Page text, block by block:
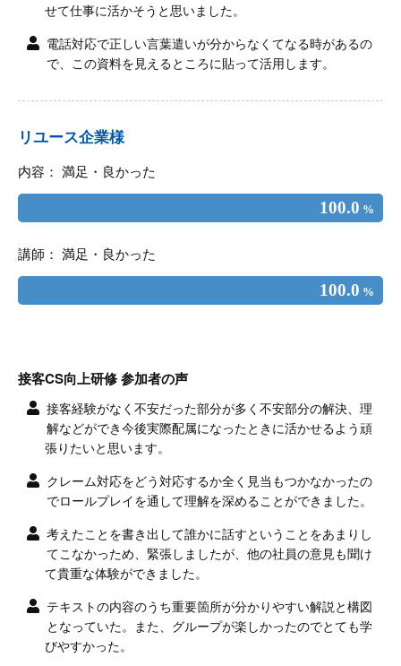
せて仕事に活かそうと思いました。
電話対応で正しい言葉遣いが分からなくてなる時があるの
で、この資料を見えるところに貼って活用します。
リユース企業様
内容： 満足・良かった
100.0 %
講師： 満足・良かった
100.0 %
接客CS向上研修 参加者の声
接客経験がなく不安だった部分が多く不安部分の解決、理
解などができ今後実際配属になったときに活かせるよう頑
張りたいと思います。
クレーム対応をどう対応するか全く見当もつかなかったの
でロールプレイを通して理解を深めることができました。
考えたことを書き出して誰かに話すということをあまりし
てこなかっため、緊張しましたが、他の社員の意見も聞け
て貴重な体験ができました。
テキストの内容のうち重要箇所が分かりやすい解説と構図
となっていた。また、グループが楽しかったのでとても学
びやすかった。